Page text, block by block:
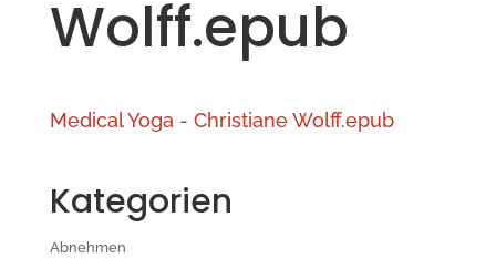
Wolff.epub
Medical Yoga - Christiane Wolff.epub
Kategorien
Abnehmen